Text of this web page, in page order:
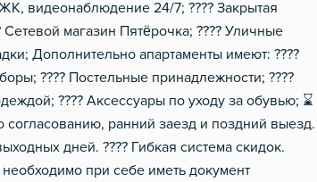
видеонаблюдение 24/7; ???? Закрытая
Сетевой магазин Пятёрочка; ???? Уличные
Дополнительно апартаменты имеют: ????️
????️ Постельные принадлежности; ????
???? Аксессуары по уходу за обувью; ⌛
согласованию, ранний заезд и поздний выезд.
дней. ???? Гибкая система скидок.
при себе иметь документ